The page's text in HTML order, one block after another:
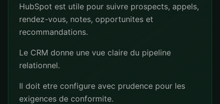
HubSpot est utile pour suivre prospects, appels,
rendez-vous, notes, opportunites et
recommandations.
Le CRM donne une vue claire du pipeline
relationnel.
Il doit etre configure avec prudence pour les
exigences de conformite.